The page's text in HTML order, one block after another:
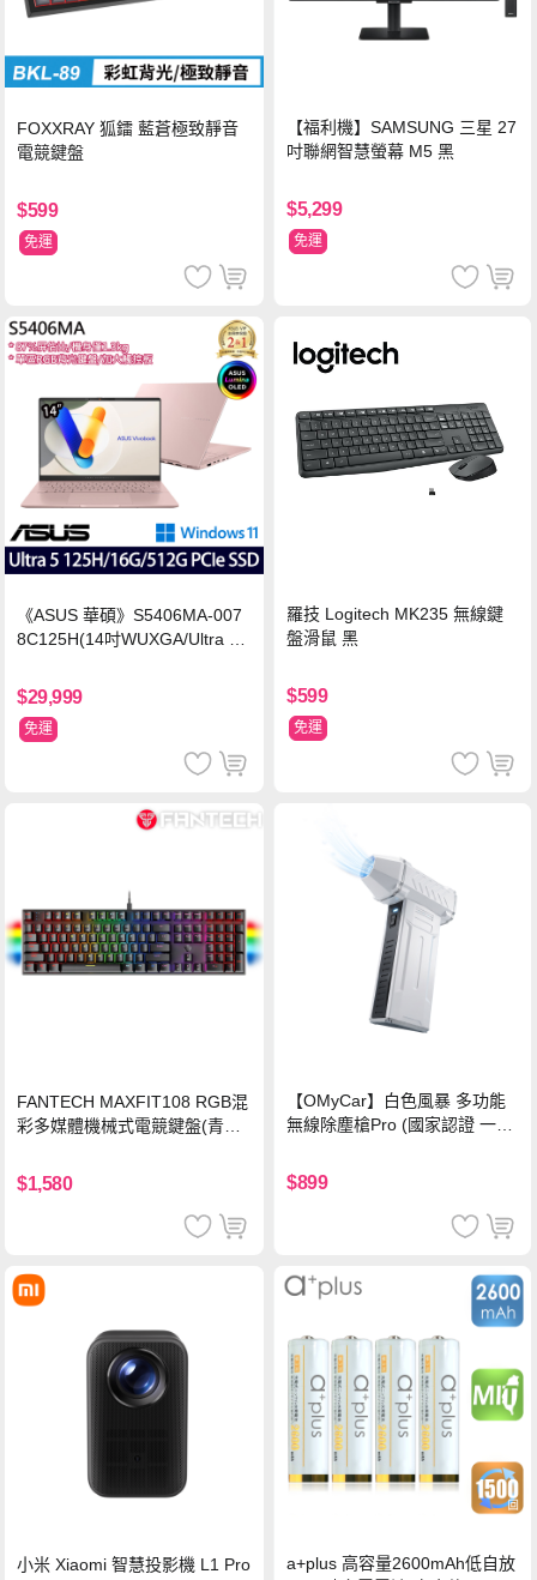
FOXXRAY 狐鐳 藍蒼極致靜音
電競鍵盤
$599
免運
【福利機】SAMSUNG 三星 27
吋聯網智慧螢幕 M5 黑
$5,299
免運
《ASUS 華碩》S5406MA-007
8C125H(14吋WUXGA/Ultra 5
n11/二年保)
$29,999
免運
羅技 Logitech MK235 無線鍵
盤滑鼠 黑
$599
免運
FANTECH MAXFIT108 RGB混
彩多媒體機械式電競鍵盤(青軸)
$1,580
【OMyCar】白色風暴 多功能
無線除塵槍Pro (國家認證 一年
手持強力風槍 暴力吹風
$899
小米 Xiaomi 智慧投影機 L1 Pro
a+plus 高容量2600mAh低自放